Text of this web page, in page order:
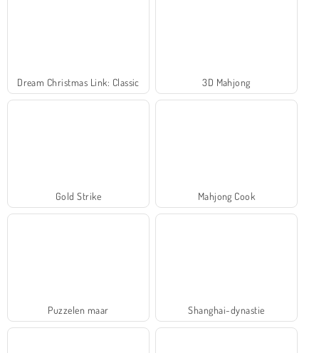
Dream Christmas Link: Classic 3D Mahjong
Gold Strike Mahjong Cook
Puzzelen maar Shanghai-dynastie